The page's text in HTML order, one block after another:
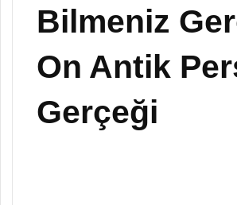
Bilmeniz
On Antik
Gerçeği